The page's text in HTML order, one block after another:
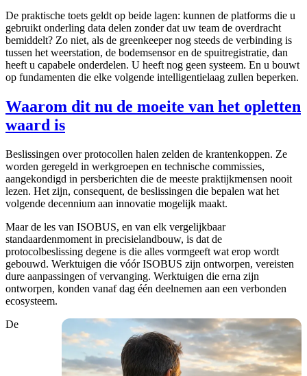
De praktische toets geldt op beide lagen: kunnen de platforms die u
gebruikt onderling data delen zonder dat uw team de overdracht
bemiddelt? Zo niet, als de greenkeeper nog steeds de verbinding is
tussen het weerstation, de bodemsensor en de spuitregistratie, dan
heeft u capabele onderdelen. U heeft nog geen systeem. En u bouwt
op fundamenten die elke volgende intelligentielaag zullen beperken.
Waarom dit nu de moeite van het opletten
waard is
Beslissingen over protocollen halen zelden de krantenkoppen. Ze
worden geregeld in werkgroepen en technische commissies,
aangekondigd in persberichten die de meeste praktijkmensen nooit
lezen. Het zijn, consequent, de beslissingen die bepalen wat het
volgende decennium aan innovatie mogelijk maakt.
Maar de les van ISOBUS, en van elk vergelijkbaar
standaardenmoment in precisielandbouw, is dat de
protocolbeslissing degene is die alles vormgeeft wat erop wordt
gebouwd. Werktuigen die vóór ISOBUS zijn ontworpen, vereisten
dure aanpassingen of vervanging. Werktuigen die erna zijn
ontworpen, konden vanaf dag één deelnemen aan een verbonden
ecosysteem.
De